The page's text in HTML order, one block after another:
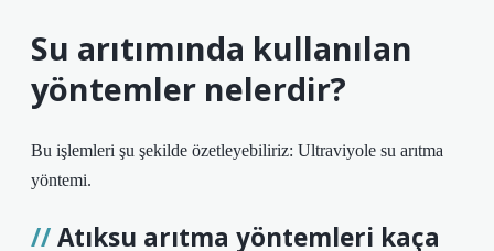
Su arıtımında kullanılan
yöntemler nelerdir?
Bu işlemleri şu şekilde özetleyebiliriz: Ultraviyole su arıtma
yöntemi.
Atıksu arıtma yöntemleri kaça